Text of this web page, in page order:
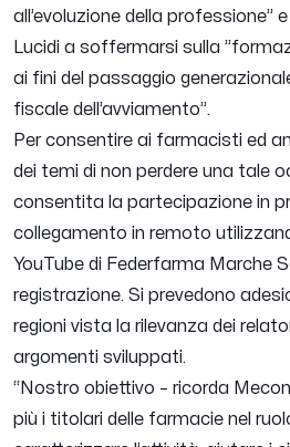
all’evoluzione della professione”
Lucidi a soffermarsi sulla
ai fini del passaggio
fiscale dell’avviamento”.
Per consentire ai farmacisti ed
dei temi di non perdere una tale
consentita la partecipazione in
collegamento in remoto
YouTube di Federfarma Marche
registrazione. Si prevedono
regioni vista la rilevanza dei
argomenti sviluppati.
“ Nostro obiettivo – ricorda
più i titolari delle farmacie nel